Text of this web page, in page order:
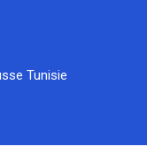
Tunisie